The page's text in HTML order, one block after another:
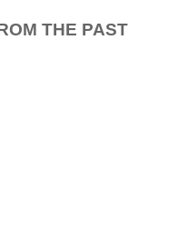
THE PAST